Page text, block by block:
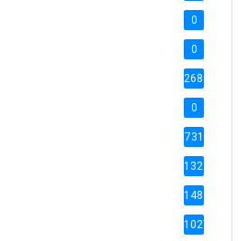
0
0
2686
0
731
1321
1488
1027